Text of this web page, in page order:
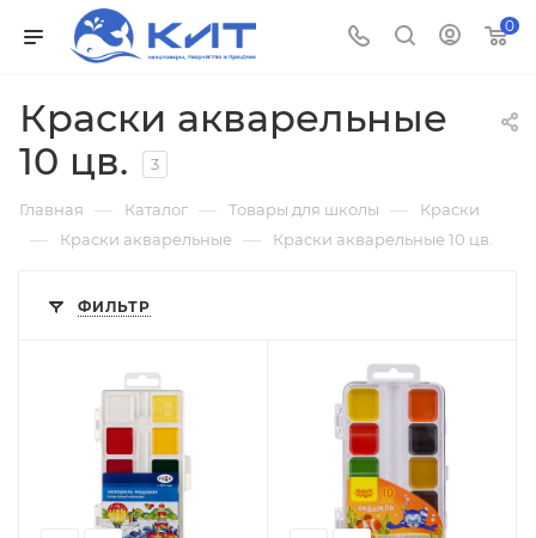
0
Краски акварельные
10 цв.
3
Главная — Каталог — Товары для школы — Краски
— Краски акварельные — Краски акварельные 10 цв.
ФИЛЬТР